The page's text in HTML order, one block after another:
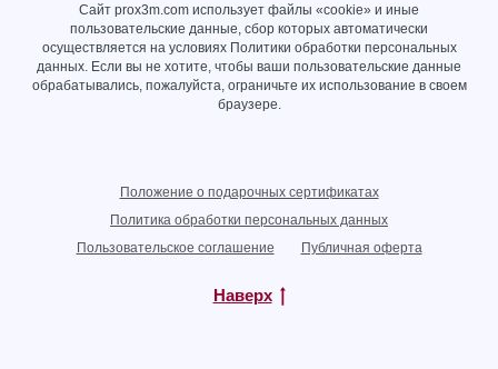
Сайт prox3m.com использует файлы «cookie» и иные
пользовательские данные, сбор которых автоматически
осуществляется на условиях Политики обработки персональных
данных. Если вы не хотите, чтобы ваши пользовательские данные
обрабатывались, пожалуйста, ограничьте их использование в своем
браузере.
Положение о подарочных сертификатах
Политика обработки персональных данных
Пользовательское соглашение
Публичная оферта
Наверх